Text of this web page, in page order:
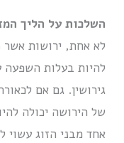
השלכות על הליך
לא אחת, ירושות אשר
להיות בעלות השפעה
גירושין. גם אם
של הירושה יכולה
אחד מבני הזוג עשוי